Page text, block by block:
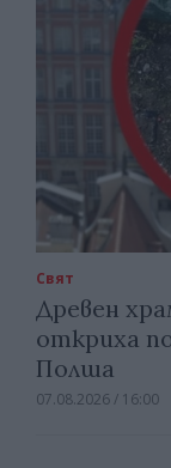
Свят
Древен
откриха
Полша
07.08.2026 / 16:00